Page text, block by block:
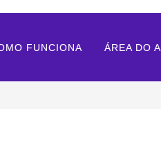
FUNCIONA ÁREA DO